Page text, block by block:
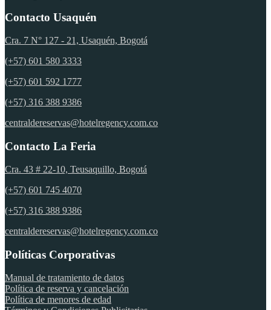
Contacto Usaquén
Cra. 7 N° 127 - 21, Usaquén, Bogotá
(+57) 601 580 3333
(+57) 601 592 1777
(+57) 316 388 9386
centraldereservas@hotelregency.com.co
Contacto La Feria
Cra. 43 # 22-10, Teusaquillo, Bogotá
(+57) 601 745 4070
(+57) 316 388 9386
centraldereservas@hotelregency.com.co
Políticas Corporativas
Manual de tratamiento de datos
Política de reserva y cancelación
Política de menores de edad